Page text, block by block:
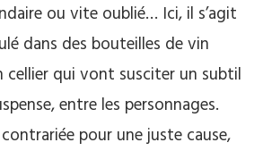
ou vite oublié… Ici, il s’agit
dans des bouteilles de vin
cellier qui vont susciter un subtil
entre les personnages.
pour une juste cause,